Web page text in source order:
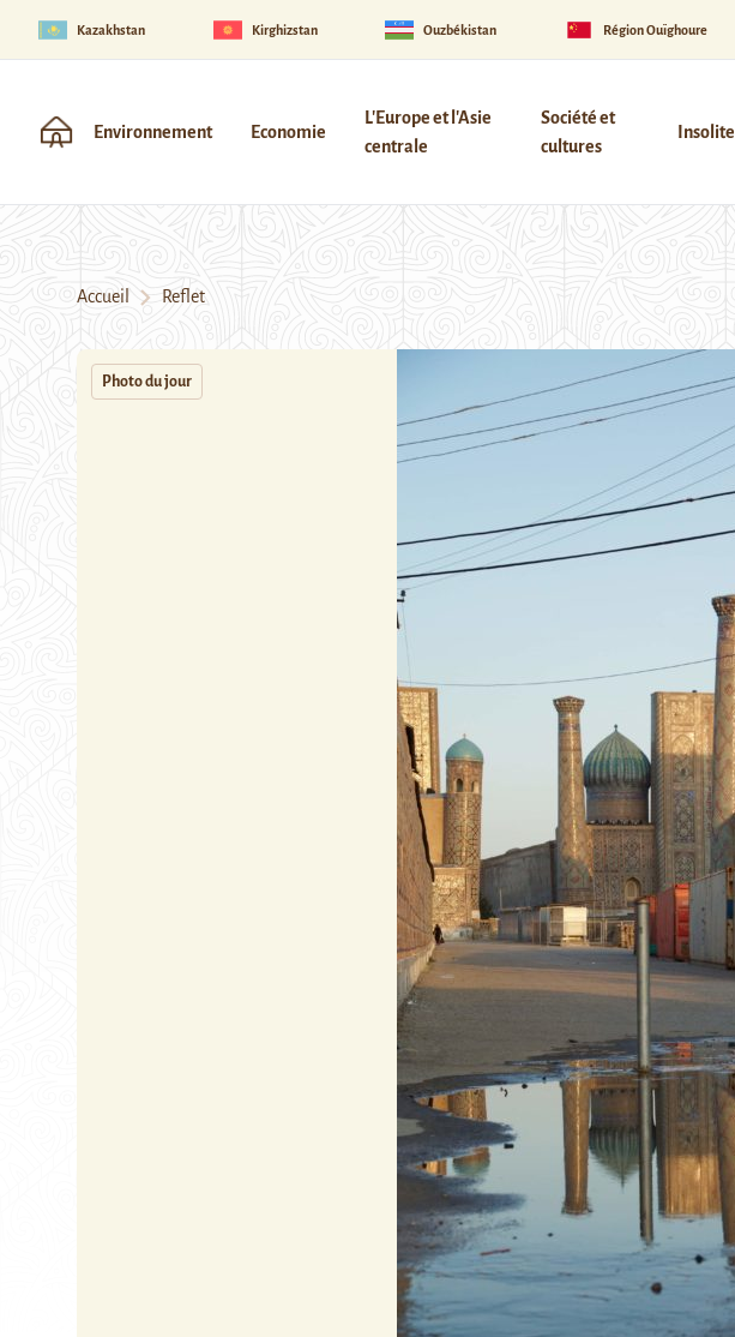
Kazakhstan Kirghizstan Ouzbékistan Région Ouïghoure
Environnement Economie
L'Europe et l'Asie
centrale
Société et
cultures
Insolite
Accueil Reflet
Photo du jour